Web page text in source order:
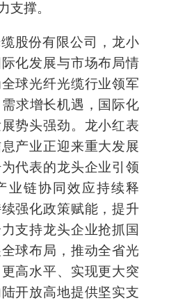
支撑。
股份有限公司， 龙小
化发展与市场布局情
球光纤光缆行业领军
求增长机遇，国际化
势头强劲。龙小红表
产业正迎来重大发展
代表的龙头企业引领
业链协同效应持续释
强化政策赋能，提升
支持龙头企业抢抓国
球布局，推动全省光
高水平、实现更大突
开放高地提供坚实支